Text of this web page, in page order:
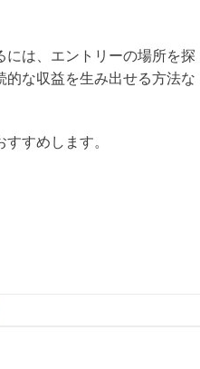
には、エントリーの場所を探
な収益を生み出せる方法な
すめします。